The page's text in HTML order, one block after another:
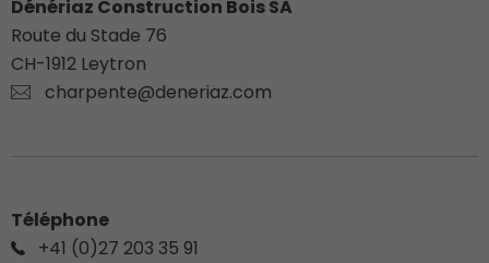
Dénériaz Construction Bois SA
Route du Stade 76
CH-1912 Leytron
charpente@deneriaz.com
Téléphone
+41 (0)27 203 35 91